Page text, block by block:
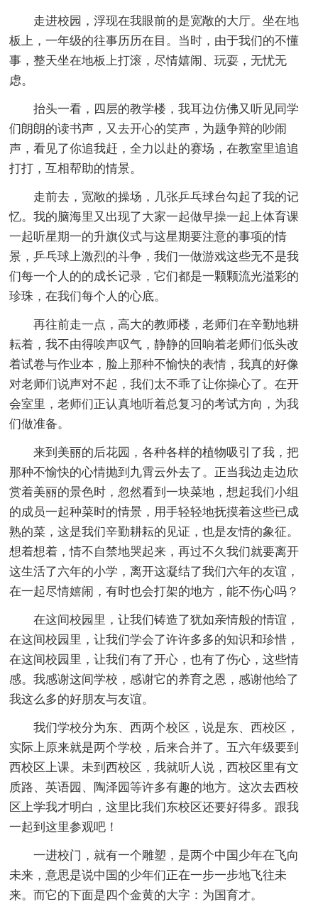
走进校园，浮现在我眼前的是宽敞的大厅。坐在地
板上，一年级的往事历历在目。当时，由于我们的不懂
事，整天坐在地板上打滚，尽情嬉闹、玩耍，无忧无
虑。
抬头一看，四层的教学楼，我耳边仿佛又听见同学
们朗朗的读书声，又去开心的笑声，为题争辩的吵闹
声，看见了你追我赶，全力以赴的赛场，在教室里追追
打打，互相帮助的情景。
走前去，宽敞的操场，几张乒乓球台勾起了我的记
忆。我的脑海里又出现了大家一起做早操一起上体育课
一起听星期一的升旗仪式与这星期要注意的事项的情
景，乒乓球上激烈的斗争，我们一做游戏这些无不是我
们每一个人的的成长记录，它们都是一颗颗流光溢彩的
珍珠，在我们每个人的心底。
再往前走一点，高大的教师楼，老师们在辛勤地耕
耘着，我不由得唉声叹气，静静的回响着老师们低头改
着试卷与作业本，脸上那种不愉快的表情，我真的好像
对老师们说声对不起，我们太不乖了让你操心了。在开
会室里，老师们正认真地听着总复习的考试方向，为我
们做准备。
来到美丽的后花园，各种各样的植物吸引了我，把
那种不愉快的心情抛到九霄云外去了。正当我边走边欣
赏着美丽的景色时，忽然看到一块菜地，想起我们小组
的成员一起种菜时的情景，用手轻轻地抚摸着这些已成
熟的菜，这是我们辛勤耕耘的见证，也是友情的象征。
想着想着，情不自禁地哭起来，再过不久我们就要离开
这生活了六年的小学，离开这凝结了我们六年的友谊，
在一起尽情嬉闹，有时也会打架的地方，能不伤心吗？
在这间校园里，让我们铸造了犹如亲情般的情谊，
在这间校园里，让我们学会了许许多多的知识和珍惜，
在这间校园里，让我们有了开心，也有了伤心，这些情
感。我感谢这间学校，感谢它的养育之恩，感谢他给了
我这么多的好朋友与友谊。
我们学校分为东、西两个校区，说是东、西校区，
实际上原来就是两个学校，后来合并了。五六年级要到
西校区上课。未到西校区，我就听人说，西校区里有文
质路、英语园、陶泽园等许多有趣的地方。这次去西校
区上学我才明白，这里比我们东校区还要好得多。跟我
一起到这里参观吧！
一进校门，就有一个雕塑，是两个中国少年在飞向
未来，意思是说中国的少年们正在一步一步地飞往未
来。而它的下面是四个金黄的大字：为国育才。